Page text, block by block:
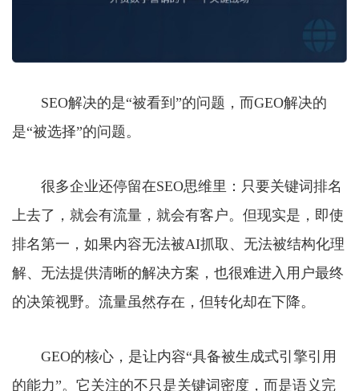
SEO解决的是“被看到”的问题，而GEO解决的
是“被选择”的问题。
很多企业还停留在SEO思维里：只要关键词排名
上去了，就会有流量，就会有客户。但现实是，即使
排名第一，如果内容无法被AI抓取、无法被结构化理
解、无法提供清晰的解决方案，也很难进入用户最终
的决策视野。流量虽然存在，但转化却在下降。
GEO的核心，是让内容“具备被生成式引擎引用
的能力”。它关注的不只是关键词密度，而是语义完